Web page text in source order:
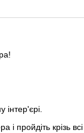
і пройдіть крізь